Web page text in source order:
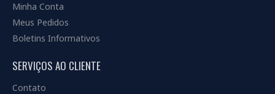
Minha Conta
Meus Pedidos
Boletins Informativos
SERVIÇOS AO CLIENTE
Contato